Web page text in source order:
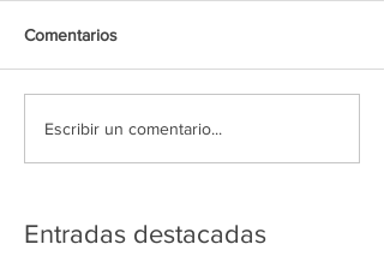
Comentarios
Escribir un comentario...
Entradas destacadas